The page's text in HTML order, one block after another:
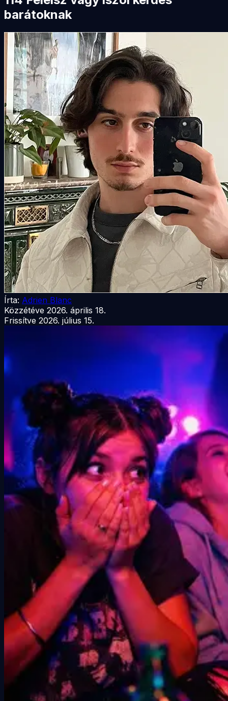
barátoknak
Írta: Adrien Blanc
Közzétéve 2026. április 18.
Frissítve 2026. július 15.